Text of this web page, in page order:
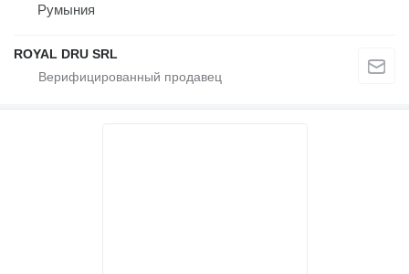
Румыния
ROYAL DRU SRL